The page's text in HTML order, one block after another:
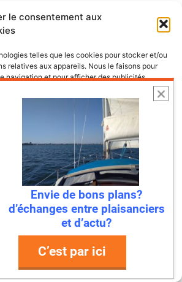
le consentement aux
telles que les cookies pour stocker et/ou
relatives aux appareils. Nous le faisons pour
navigation et pour afficher des publicités
à ces technologies nous autorisera à
que le comportement de navigation ou les ID
de ne pas consentir ou de retirer son
un effet négatif sur certaines fonctonnalités et
Accepter
Refuser
Voir les préférences
Traitement de vos données
personnelles
? Larguez les
la Normandie
falaises vertigineuses qui
une mer turquoise, des ports
où l’on déguste des huîtres
Envie de bons plans?
d’échanges entre plaisanciers
et d’actu?
C’est par ici